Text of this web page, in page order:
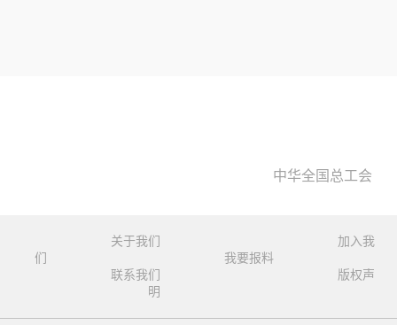
中华全国总工会
关于我们
加入我
们
我要报料
联系我们
版权声
明